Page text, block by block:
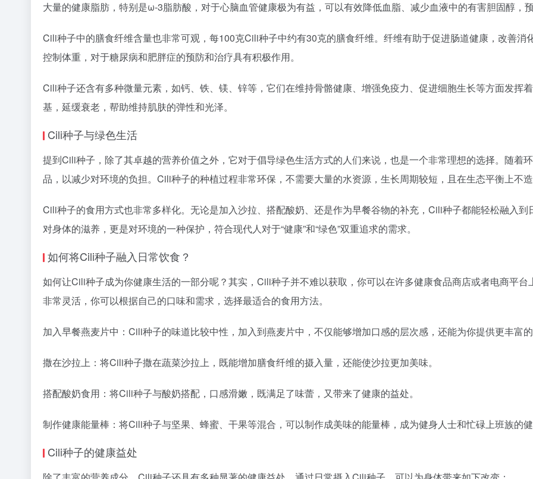
大量的健康脂肪，特别是ω-3脂肪酸，对于心脑血管健康极为有益，可以有效降低血脂、减少血液中的有害胆固醇，预
Cili种子中的膳食纤维含量也非常可观，每100克Cili种子中约有30克的膳食纤维。纤维有助于促进肠道健康，改善消
控制体重，对于糖尿病和肥胖症的预防和治疗具有积极作用。
Cili种子还含有多种微量元素，如钙、铁、镁、锌等，它们在维持骨骼健康、增强免疫力、促进细胞生长等方面发挥
基，延缓衰老，帮助维持肌肤的弹性和光泽。
Cili种子与绿色生活
提到Cili种子，除了其卓越的营养价值之外，它对于倡导绿色生活方式的人们来说，也是一个非常理想的选择。随着
品，以减少对环境的负担。Cili种子的种植过程非常环保，不需要大量的水资源，生长周期较短，且在生态平衡上不
Cili种子的食用方式也非常多样化。无论是加入沙拉、搭配酸奶、还是作为早餐谷物的补充，Cili种子都能轻松融入
对身体的滋养，更是对环境的一种保护，符合现代人对于“健康”和“绿色”双重追求的需求。
如何将Cili种子融入日常饮食？
如何让Cili种子成为你健康生活的一部分呢？其实，Cili种子并不难以获取，你可以在许多健康食品商店或者电商平
非常灵活，你可以根据自己的口味和需求，选择最适合的食用方法。
加入早餐燕麦片中：Cili种子的味道比较中性，加入到燕麦片中，不仅能够增加口感的层次感，还能为你提供更丰富的
撒在沙拉上：将Cili种子撒在蔬菜沙拉上，既能增加膳食纤维的摄入量，还能使沙拉更加美味。
搭配酸奶食用：将Cili种子与酸奶搭配，口感滑嫩，既满足了味蕾，又带来了健康的益处。
制作健康能量棒：将Cili种子与坚果、蜂蜜、干果等混合，可以制作成美味的能量棒，成为健身人士和忙碌上班族的健
Cili种子的健康益处